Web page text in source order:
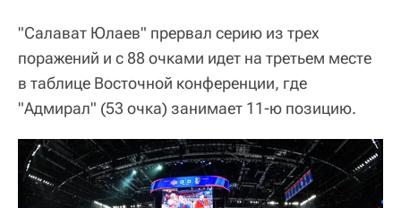
"Салават Юлаев" прервал серию из трех
поражений и с 88 очками идет на третьем месте
в таблице Восточной конференции, где
"Адмирал" (53 очка) занимает 11-ю позицию.